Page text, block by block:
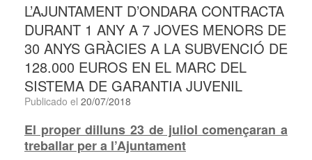
L’AJUNTAMENT D’ONDARA CONTRACTA
DURANT 1 ANY A 7 JOVES MENORS DE
30 ANYS GRÀCIES A LA SUBVENCIÓ DE
128.000 EUROS EN EL MARC DEL
SISTEMA DE GARANTIA JUVENIL
Publicado el 20/07/2018
El proper dilluns 23 de juliol començaran a
treballar per a l’Ajuntament